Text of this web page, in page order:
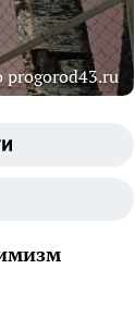
progorod43.ru